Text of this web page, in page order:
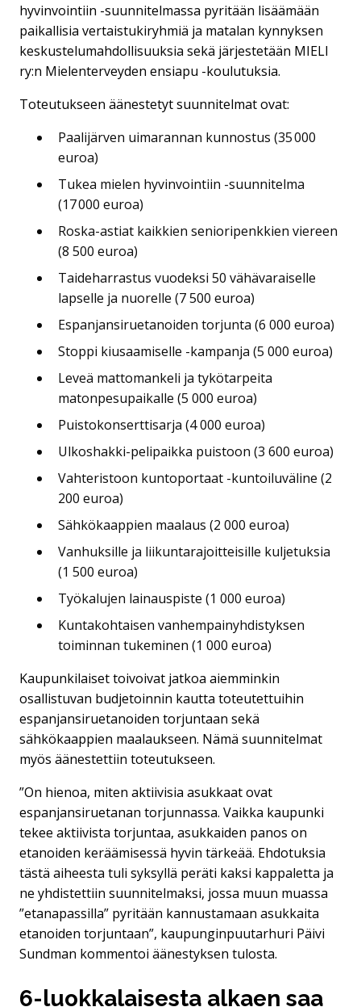
hyvinvointiin -suunnitelmassa pyritään lisäämään
paikallisia vertaistukiryhmiä ja matalan kynnyksen
keskustelumahdollisuuksia sekä järjestetään MIELI
ry:n Mielenterveyden ensiapu -koulutuksia.
Toteutukseen äänestetyt suunnitelmat ovat:
Paalijärven uimarannan kunnostus (35 000
euroa)
Tukea mielen hyvinvointiin -suunnitelma
(17 000 euroa)
Roska-astiat kaikkien senioripenkkien viereen
(8 500 euroa)
Taideharrastus vuodeksi 50 vähävaraiselle
lapselle ja nuorelle (7 500 euroa)
Espanjansiruetanoiden torjunta (6 000 euroa)
Stoppi kiusaamiselle -kampanja (5 000 euroa)
Leveä mattomankeli ja tykötarpeita
matonpesupaikalle (5 000 euroa)
Puistokonserttisarja (4 000 euroa)
Ulkoshakki-pelipaikka puistoon (3 600 euroa)
Vahteristoon kuntoportaat -kuntoiluväline (2
200 euroa)
Sähkökaappien maalaus (2 000 euroa)
Vanhuksille ja liikuntarajoitteisille kuljetuksia
(1 500 euroa)
Työkalujen lainauspiste (1 000 euroa)
Kuntakohtaisen vanhempainyhdistyksen
toiminnan tukeminen (1 000 euroa)
Kaupunkilaiset toivoivat jatkoa aiemminkin
osallistuvan budjetoinnin kautta toteutettuihin
espanjansiruetanoiden torjuntaan sekä
sähkökaappien maalaukseen. Nämä suunnitelmat
myös äänestettiin toteutukseen.
”On hienoa, miten aktiivisia asukkaat ovat
espanjansiruetanan torjunnassa. Vaikka kaupunki
tekee aktiivista torjuntaa, asukkaiden panos on
etanoiden keräämisessä hyvin tärkeää. Ehdotuksia
tästä aiheesta tuli syksyllä peräti kaksi kappaletta ja
ne yhdistettiin suunnitelmaksi, jossa muun muassa
”etanapassilla” pyritään kannustamaan asukkaita
etanoiden torjuntaan”, kaupunginpuutarhuri Päivi
Sundman kommentoi äänestyksen tulosta.
6-luokkalaisesta alkaen saa